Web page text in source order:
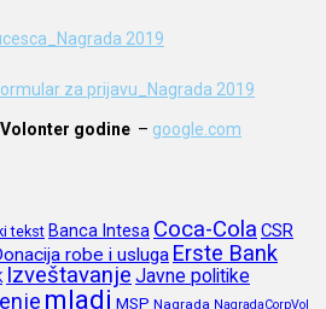
2019
za prijavu_Nagrada 2019
godine – google.com
tekst Banca Intesa Coca-Cola CSR
robe i usluga Erste Bank
Izveštavanje Javne politike
mladi MSP Nagrada NagradaCorpVol